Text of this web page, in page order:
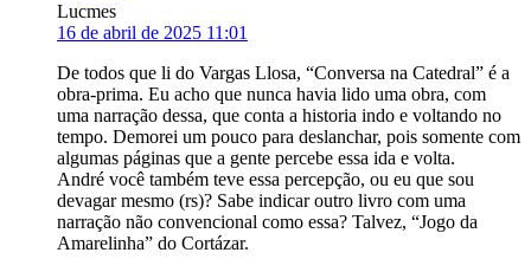
Lucmes
16 de abril de 2025 11:01
De todos que li do Vargas Llosa, “Conversa na Catedral” é a
obra-prima. Eu acho que nunca havia lido uma obra, com
uma narração dessa, que conta a historia indo e voltando no
tempo. Demorei um pouco para deslanchar, pois somente com
algumas páginas que a gente percebe essa ida e volta.
André você também teve essa percepção, ou eu que sou
devagar mesmo (rs)? Sabe indicar outro livro com uma
narração não convencional como essa? Talvez, “Jogo da
Amarelinha” do Cortázar.